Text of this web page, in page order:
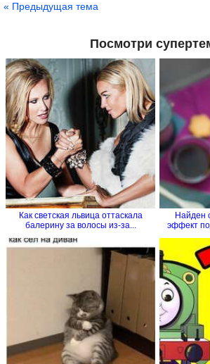
« Предыдущая тема
Посмотри
Как светская львица оттаскала
балерину за волосы из-за...
Найден
эффект